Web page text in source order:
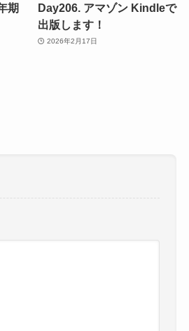
期
Day206. アマゾン Kindleで
出版します！
2026年2月17日